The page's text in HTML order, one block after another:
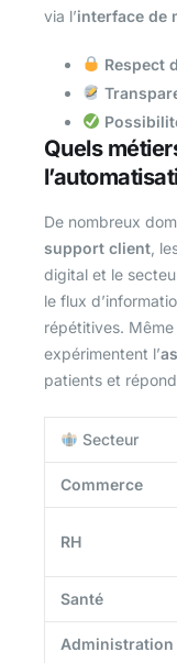
via l’interface de
Respect
Quels
De nombreux
support client ,
digital et le
le flux
répétitives.
expérimentent l’
patients et
Secteur
Commerce
RH
Santé
Administration